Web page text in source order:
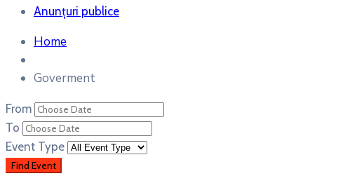
Anunțuri publice
Home
Goverment
From
To
Event Type